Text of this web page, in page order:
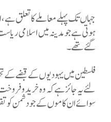
جہاں تک پہلے معاملے کا تعلق
ہوتی ہے جو مدینہ میں اسلامی
گئے تھے۔
فلسطین میں یہودیوں کے قبضے
لئے یہ جائز ہے کہ وہ خرید و
سوائے ان کاموں کے جو دشمن کو